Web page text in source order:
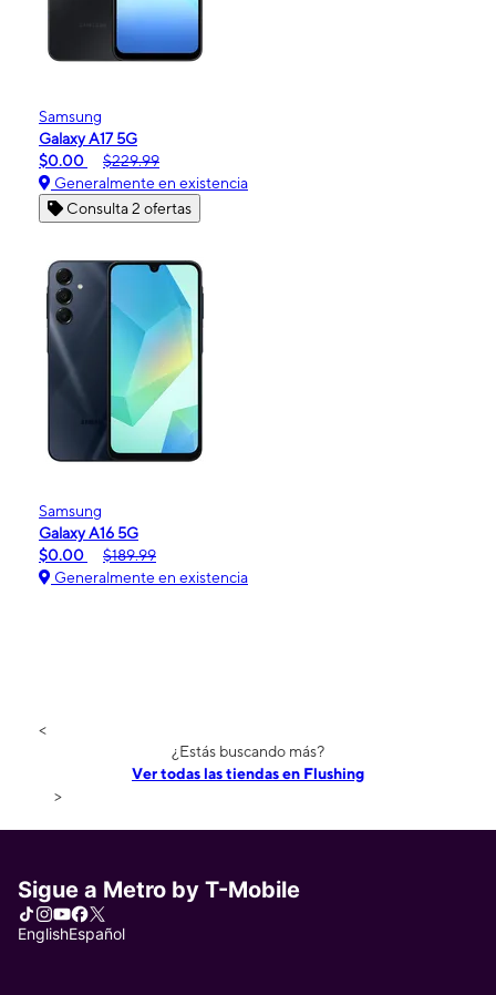
Samsung
Galaxy A17 5G
$0.00
$229.99
Generalmente en existencia
Consulta 2 ofertas
Samsung
Galaxy A16 5G
$0.00
$189.99
Generalmente en existencia
<
¿Estás buscando más?
Ver todas las tiendas en Flushing
>